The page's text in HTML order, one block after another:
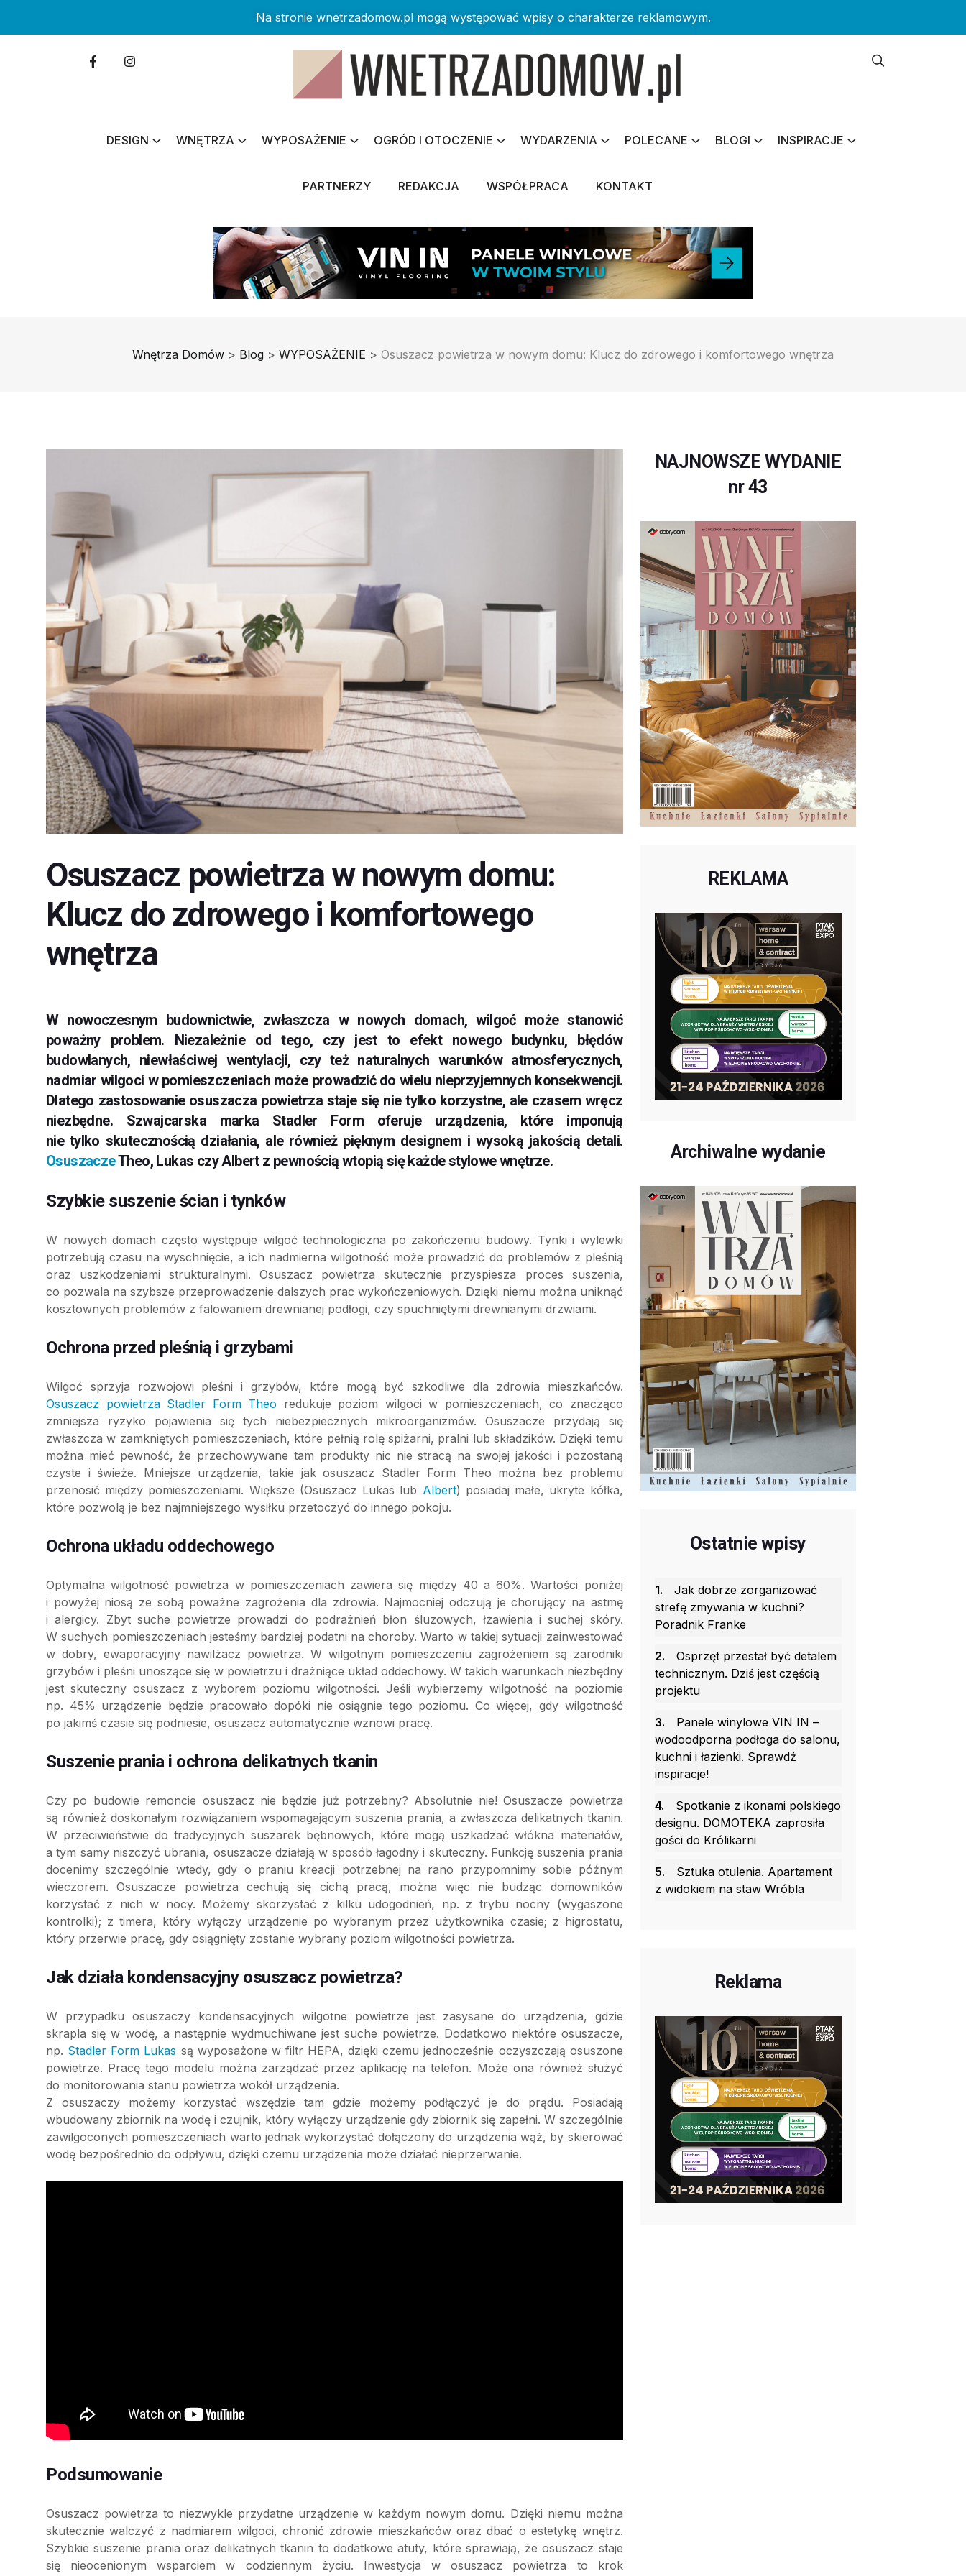
Na stronie wnetrzadomow.pl mogą występować wpisy o charakterze reklamowym.
DESIGN WNĘTRZA WYPOSAŻENIE OGRÓD I OTOCZENIE WYDARZENIA POLECANE BLOGI INSPIRACJE
PARTNERZY REDAKCJA WSPÓŁPRACA KONTAKT
Wnętrza Domów > Blog > WYPOSAŻENIE > Osuszacz powietrza w nowym domu: Klucz do zdrowego i komfortowego wnętrza
Osuszacz powietrza w nowym domu:
Klucz do zdrowego i komfortowego
wnętrza
W nowoczesnym budownictwie, zwłaszcza w nowych domach, wilgoć może stanowić
poważny problem. Niezależnie od tego, czy jest to efekt nowego budynku, błędów
budowlanych, niewłaściwej wentylacji, czy też naturalnych warunków atmosferycznych,
nadmiar wilgoci w pomieszczeniach może prowadzić do wielu nieprzyjemnych konsekwencji.
Dlatego zastosowanie osuszacza powietrza staje się nie tylko korzystne, ale czasem wręcz
niezbędne. Szwajcarska marka Stadler Form oferuje urządzenia, które imponują
nie tylko skutecznością działania, ale również pięknym designem i wysoką jakością detali.
OsuszaczeTheo, Lukas czy Albert z pewnością wtopią się każde stylowe wnętrze.
Szybkie suszenie ścian i tynków
W nowych domach często występuje wilgoć technologiczna po zakończeniu budowy. Tynki i wylewki
potrzebują czasu na wyschnięcie, a ich nadmierna wilgotność może prowadzić do problemów z pleśnią
oraz uszkodzeniami strukturalnymi. Osuszacz powietrza skutecznie przyspiesza proces suszenia,
co pozwala na szybsze przeprowadzenie dalszych prac wykończeniowych. Dzięki niemu można uniknąć
kosztownych problemów z falowaniem drewnianej podłogi, czy spuchniętymi drewnianymi drzwiami.
Ochrona przed pleśnią i grzybami
Wilgoć sprzyja rozwojowi pleśni i grzybów, które mogą być szkodliwe dla zdrowia mieszkańców.
Osuszacz powietrza Stadler Form Theo redukuje poziom wilgoci w pomieszczeniach, co znacząco
zmniejsza ryzyko pojawienia się tych niebezpiecznych mikroorganizmów. Osuszacze przydają się
zwłaszcza w zamkniętych pomieszczeniach, które pełnią rolę spiżarni, pralni lub składzików. Dzięki temu
można mieć pewność, że przechowywane tam produkty nic nie stracą na swojej jakości i pozostaną
czyste i świeże. Mniejsze urządzenia, takie jak osuszacz Stadler Form Theo można bez problemu
przenosić między pomieszczeniami. Większe (Osuszacz Lukas lub Albert) posiadaj małe, ukryte kółka,
które pozwolą je bez najmniejszego wysiłku przetoczyć do innego pokoju.
Ochrona układu oddechowego
Optymalna wilgotność powietrza w pomieszczeniach zawiera się między 40 a 60%. Wartości poniżej
i powyżej niosą ze sobą poważne zagrożenia dla zdrowia. Najmocniej odczują je chorujący na astmę
i alergicy. Zbyt suche powietrze prowadzi do podrażnień błon śluzowych, łzawienia i suchej skóry.
W suchych pomieszczeniach jesteśmy bardziej podatni na choroby. Warto w takiej sytuacji zainwestować
w dobry, ewaporacyjny nawilżacz powietrza. W wilgotnym pomieszczeniu zagrożeniem są zarodniki
grzybów i pleśni unoszące się w powietrzu i drażniące układ oddechowy. W takich warunkach niezbędny
jest skuteczny osuszacz z wyborem poziomu wilgotności. Jeśli wybierzemy wilgotność na poziomie
np. 45% urządzenie będzie pracowało dopóki nie osiągnie tego poziomu. Co więcej, gdy wilgotność
po jakimś czasie się podniesie, osuszacz automatycznie wznowi pracę.
Suszenie prania i ochrona delikatnych tkanin
Czy po budowie remoncie osuszacz nie będzie już potrzebny? Absolutnie nie! Osuszacze powietrza
są również doskonałym rozwiązaniem wspomagającym suszenia prania, a zwłaszcza delikatnych tkanin.
W przeciwieństwie do tradycyjnych suszarek bębnowych, które mogą uszkadzać włókna materiałów,
a tym samy niszczyć ubrania, osuszacze działają w sposób łagodny i skuteczny. Funkcję suszenia prania
docenimy szczególnie wtedy, gdy o praniu kreacji potrzebnej na rano przypomnimy sobie późnym
wieczorem. Osuszacze powietrza cechują się cichą pracą, można więc nie budząc domowników
korzystać z nich w nocy. Możemy skorzystać z kilku udogodnień, np. z trybu nocny (wygaszone
kontrolki); z timera, który wyłączy urządzenie po wybranym przez użytkownika czasie; z higrostatu,
który przerwie pracę, gdy osiągnięty zostanie wybrany poziom wilgotności powietrza.
Jak działa kondensacyjny osuszacz powietrza?
W przypadku osuszaczy kondensacyjnych wilgotne powietrze jest zasysane do urządzenia, gdzie
skrapla się w wodę, a następnie wydmuchiwane jest suche powietrze. Dodatkowo niektóre osuszacze,
np. Stadler Form Lukas są wyposażone w filtr HEPA, dzięki czemu jednocześnie oczyszczają osuszone
powietrze. Pracę tego modelu można zarządzać przez aplikację na telefon. Może ona również służyć
do monitorowania stanu powietrza wokół urządzenia.
Z osuszaczy możemy korzystać wszędzie tam gdzie możemy podłączyć je do prądu. Posiadają
wbudowany zbiornik na wodę i czujnik, który wyłączy urządzenie gdy zbiornik się zapełni. W szczególnie
zawilgoconych pomieszczeniach warto jednak wykorzystać dołączony do urządzenia wąż, by skierować
wodę bezpośrednio do odpływu, dzięki czemu urządzenia może działać nieprzerwanie.
Podsumowanie
Osuszacz powietrza to niezwykle przydatne urządzenie w każdym nowym domu. Dzięki niemu można
skutecznie walczyć z nadmiarem wilgoci, chronić zdrowie mieszkańców oraz dbać o estetykę wnętrz.
Szybkie suszenie prania oraz delikatnych tkanin to dodatkowe atuty, które sprawiają, że osuszacz staje
się nieocenionym wsparciem w codziennym życiu. Inwestycja w osuszacz powietrza to krok
NAJNOWSZE WYDANIE
nr 43
REKLAMA
Archiwalne wydanie
Ostatnie wpisy
1.
Jak dobrze zorganizować
strefę zmywania w kuchni?
Poradnik Franke
2.
Osprzęt przestał być detalem
technicznym. Dziś jest częścią
projektu
3.
Panele winylowe VIN IN –
wodoodporna podłoga do salonu,
kuchni i łazienki. Sprawdź
inspiracje!
4.
Spotkanie z ikonami polskiego
designu. DOMOTEKA zaprosiła
gości do Królikarni
5.
Sztuka otulenia. Apartament
z widokiem na staw Wróbla
Reklama